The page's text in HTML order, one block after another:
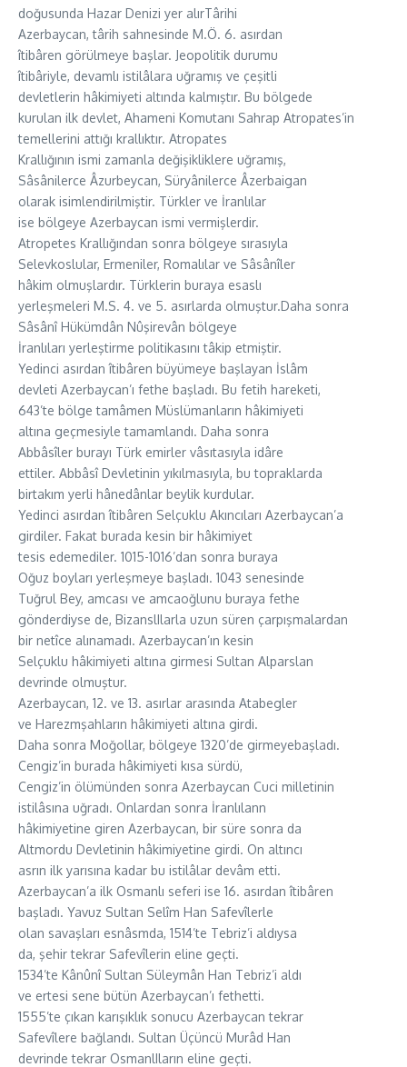
doğusunda Hazar Denizi yer alırTârihi
Azerbaycan, târih sahnesinde M.Ö. 6. asırdan
îtibâren görülmeye başlar. Jeopolitik durumu
îtibâriyle, devamlı istilâlara uğramış ve çeşitli
devletlerin hâkimiyeti altında kalmıştır. Bu bölgede
kurulan ilk devlet, Ahameni Komutanı Sahrap Atropates’in
temellerini attığı krallıktır. Atropates
Krallığının ismi zamanla değişikliklere uğramış,
Sâsânilerce Âzurbeycan, Süryânilerce Âzerbaigan
olarak isimlendirilmiştir. Türkler ve İranlılar
ise bölgeye Azerbaycan ismi vermişlerdir.
Atropetes Krallığından sonra bölgeye sırasıyla
Selevkoslular, Ermeniler, Romalılar ve Sâsânîler
hâkim olmuşlardır. Türklerin buraya esaslı
yerleşmeleri M.S. 4. ve 5. asırlarda olmuştur.Daha sonra
Sâsânî Hükümdân Nûşirevân bölgeye
İranlıları yerleştirme politikasını tâkip etmiştir.
Yedinci asırdan îtibâren büyümeye başlayan İslâm
devleti Azerbaycan’ı fethe başladı. Bu fetih hareketi,
643’te bölge tamâmen Müslümanların hâkimiyeti
altına geçmesiyle tamamlandı. Daha sonra
Abbâsîler burayı Türk emirler vâsıtasıyla idâre
ettiler. Abbâsî Devletinin yıkılmasıyla, bu topraklarda
birtakım yerli hânedânlar beylik kurdular.
Yedinci asırdan îtibâren Selçuklu Akıncıları Azerbaycan’a
girdiler. Fakat burada kesin bir hâkimiyet
tesis edemediler. 1015-1016’dan sonra buraya
Oğuz boyları yerleşmeye başladı. 1043 senesinde
Tuğrul Bey, amcası ve amcaoğlunu buraya fethe
gönderdiyse de, BizanslIlarla uzun süren çarpışmalardan
bir netîce alınamadı. Azerbaycan’ın kesin
Selçuklu hâkimiyeti altına girmesi Sultan Alparslan
devrinde olmuştur.
Azerbaycan, 12. ve 13. asırlar arasında Atabegler
ve Harezmşahların hâkimiyeti altına girdi.
Daha sonra Moğollar, bölgeye 1320’de girmeyebaşladı.
Cengiz’in burada hâkimiyeti kısa sürdü,
Cengiz’in ölümünden sonra Azerbaycan Cuci milletinin
istilâsına uğradı. Onlardan sonra İranlılann
hâkimiyetine giren Azerbaycan, bir süre sonra da
Altmordu Devletinin hâkimiyetine girdi. On altıncı
asrın ilk yarısına kadar bu istilâlar devâm etti.
Azerbaycan’a ilk Osmanlı seferi ise 16. asırdan îtibâren
başladı. Yavuz Sultan Selîm Han Safevîlerle
olan savaşları esnâsmda, 1514’te Tebriz’i aldıysa
da, şehir tekrar Safevîlerin eline geçti.
1534’te Kânûnî Sultan Süleymân Han Tebriz’i aldı
ve ertesi sene bütün Azerbaycan’ı fethetti.
1555’te çıkan karışıklık sonucu Azerbaycan tekrar
Safevîlere bağlandı. Sultan Üçüncü Murâd Han
devrinde tekrar OsmanlIların eline geçti.